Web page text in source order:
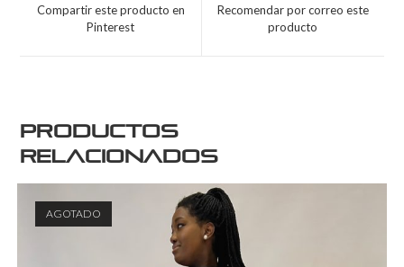
Compartir este producto en
Pinterest
Recomendar por correo este
producto
Productos
relacionados
AGOTADO